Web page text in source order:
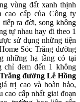
vùng đất xanh thịnh
cao cấp của Công ty
ra đời, song không
tự nhau hay đi theo 1
sử dụng những tiện
Sóc Trăng đường
những hạ tầng có tại
đem đến 1 không
đường Lê Hồng
trị cao và hoàn hảo,
cấp nhất giai đoạn